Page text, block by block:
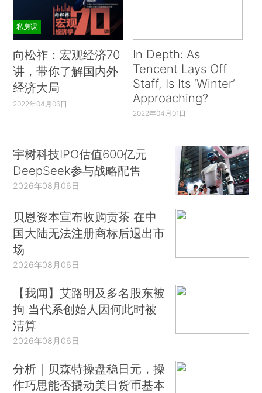
私房课
向松祚：宏观经济70
讲，带你了解国内外
经济大局
2022年04月06日
In Depth: As
Tencent Lays Off
Staff, Is Its ‘Winter’
Approaching?
2022年04月01日
宇树科技IPO估值600亿元
DeepSeek参与战略配售
2026年08月06日
贝恩资本宣布收购贡茶 在中
国大陆无法注册商标后退出市
场
2026年08月06日
【我闻】艾路明及多名股东被
拘 当代系创始人因何此时被
清算
2026年08月06日
分析｜贝森特操盘稳日元，操
作巧思能否撬动美日货币基本